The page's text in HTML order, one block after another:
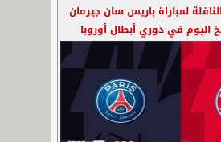
لمباراة باريس سان جيرمان
اليوم في دوري أبطال أوروبا